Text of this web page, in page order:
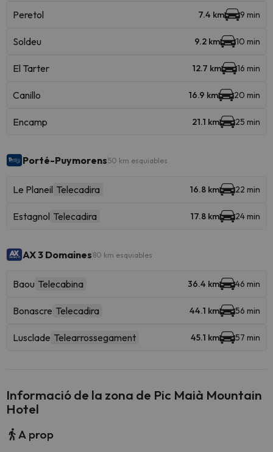
Peretol 7.4 km 9 min
Soldeu 9.2 km 10 min
El Tarter 12.7 km 16 min
Canillo 16.9 km 20 min
Encamp 21.1 km 25 min
Porté-Puymorens 50 km esquiables
Le Planeil Telecadira 16.8 km 22 min
Estagnol Telecadira 17.8 km 24 min
AX 3 Domaines 80 km esquiables
Baou Telecabina 36.4 km 46 min
Bonascre Telecadira 44.1 km 56 min
Lusclade Telearrossegament 45.1 km 57 min
Informació de la zona de Pic Maià Mountain
Hotel
A prop